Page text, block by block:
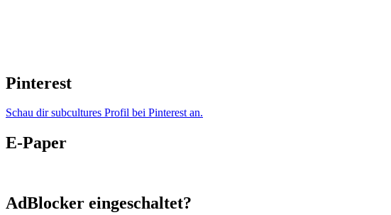
Pinterest
Schau dir subcultures Profil bei Pinterest an.
E-Paper
AdBlocker eingeschaltet?